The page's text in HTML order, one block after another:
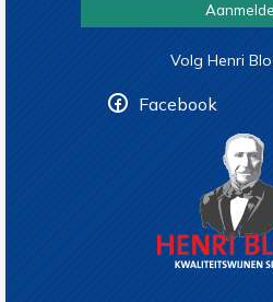
Volg Henri
Facebook